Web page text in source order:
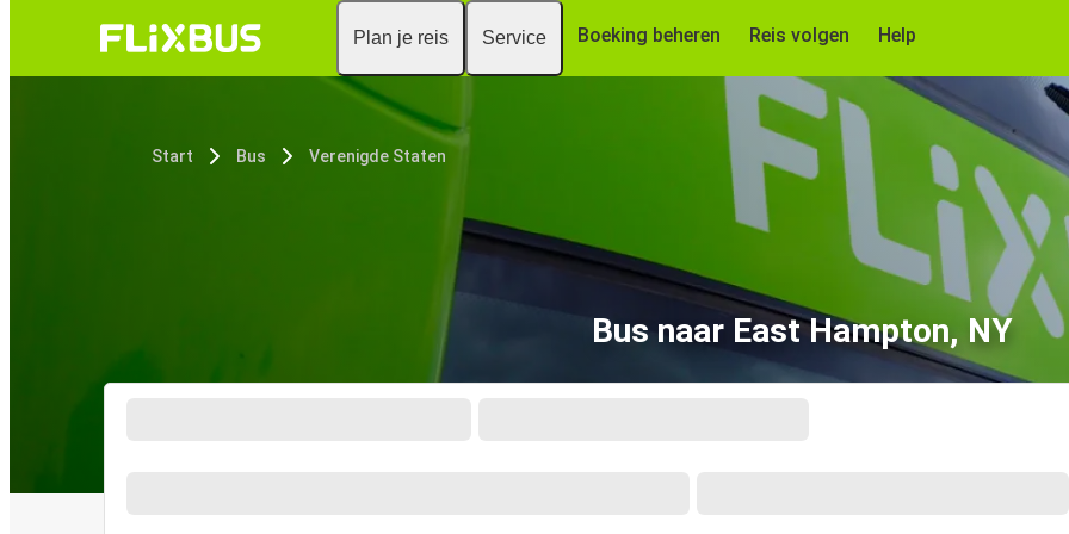
Plan je reis Service Boeking beheren Reis volgen Help
Start Bus Verenigde Staten
Bus naar East Hampton, NY